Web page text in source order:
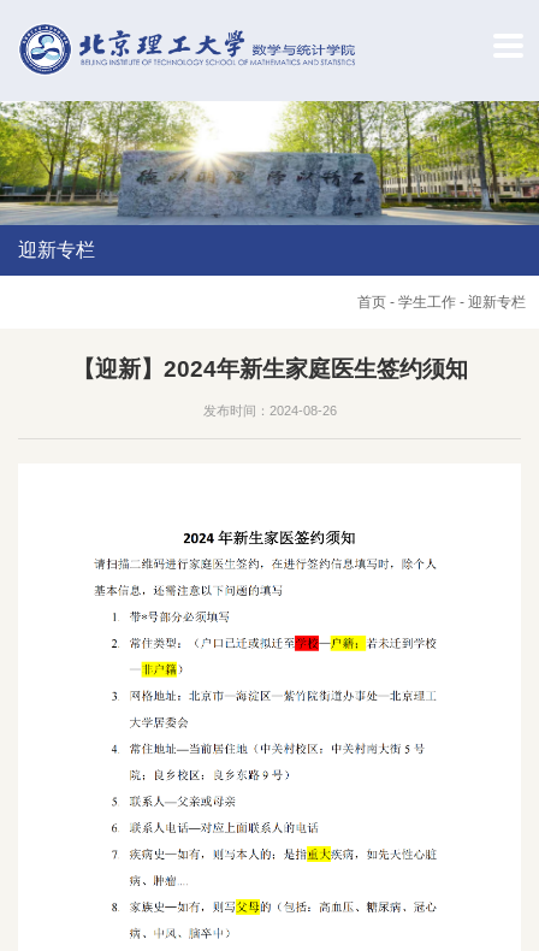
迎新专栏
首页 - 学生工作 - 迎新专栏
【迎新】2024年新生家庭医生签约须知
发布时间：2024-08-26